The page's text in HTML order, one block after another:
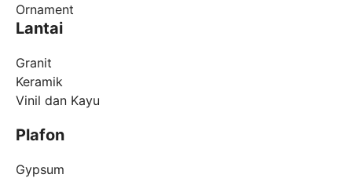
Ornament
Lantai
Granit
Keramik
Vinil dan Kayu
Plafon
Gypsum